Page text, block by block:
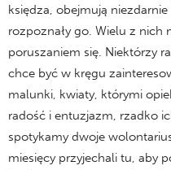
księdza, obejmują niezdarnie
rozpoznały go. Wielu z nich
poruszaniem się. Niektórzy
chce być w kręgu
malunki, kwiaty, którymi
radość i entuzjazm, rzadko
spotykamy dwoje
miesięcy przyjechali tu, aby